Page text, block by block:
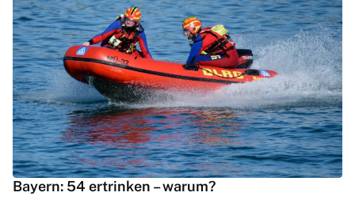
Bayern: 54 ertrinken – warum?